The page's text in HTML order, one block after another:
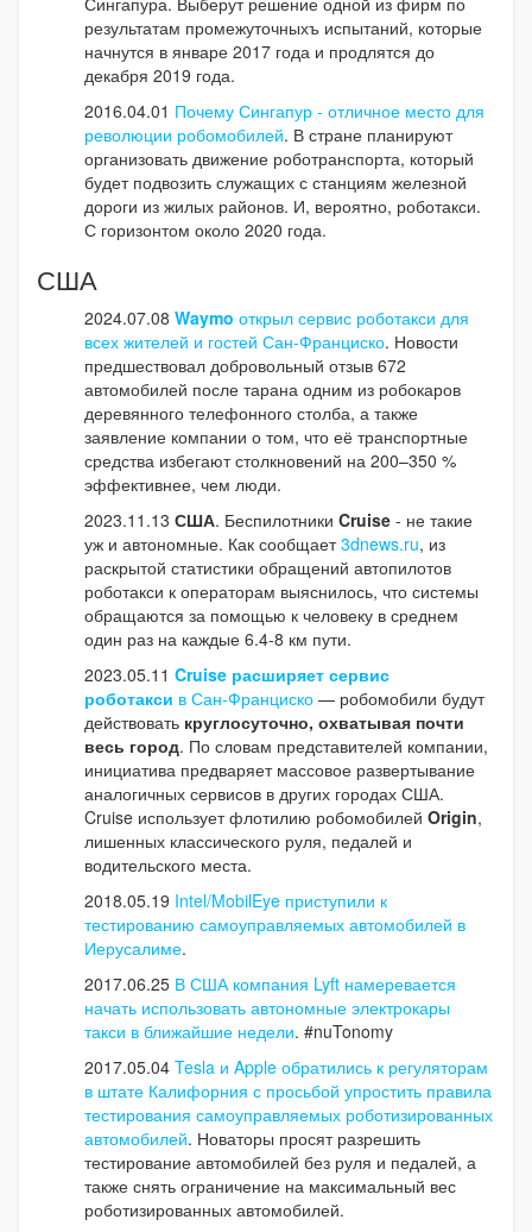
результатам промежуточныхъ испытаний, которые
начнутся в январе 2017 года и продлятся до
декабря 2019 года.
2016.04.01 Почему Сингапур - отличное место для
революции робомобилей. В стране планируют
организовать движение роботранспорта, который
будет подвозить служащих с станциям железной
дороги из жилых районов. И, вероятно, роботакси.
С горизонтом около 2020 года.
США
2024.07.08 Waymo открыл сервис роботакси для
всех жителей и гостей Сан-Франциско. Новости
предшествовал добровольный отзыв 672
автомобилей после тарана одним из робокаров
деревянного телефонного столба, а также
заявление компании о том, что её транспортные
средства избегают столкновений на 200–350 %
эффективнее, чем люди.
2023.11.13 США. Беспилотники Cruise - не такие
уж и автономные. Как сообщает3dnews.ru, из
раскрытой статистики обращений автопилотов
роботакси к операторам выяснилось, что системы
обращаются за помощью к человеку в среднем
один раз на каждые 6.4-8 км пути.
2023.05.11 Cruise расширяет сервис
роботакси в Сан-Франциско — робомобили будут
действовать круглосуточно, охватывая почти
весь город. По словам представителей компании,
инициатива предваряет массовое развертывание
аналогичных сервисов в других городах США.
Cruise использует флотилию робомобилей Origin,
лишенных классического руля, педалей и
водительского места.
2018.05.19 Intel/MobilEye приступили к
тестированию самоуправляемых автомобилей в
Иерусалиме.
2017.06.25 В США компания Lyft намеревается
начать использовать автономные электрокары
такси в ближайшие недели. #nuTonomy
2017.05.04 Tesla и Apple обратились к регуляторам
в штате Калифорния с просьбой упростить правила
тестирования самоуправляемых роботизированных
автомобилей. Новаторы просят разрешить
тестирование автомобилей без руля и педалей, а
также снять ограничение на максимальный вес
роботизированных автомобилей.